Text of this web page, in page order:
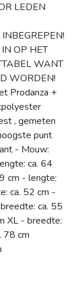
LEDEN
OP HET
WANT
WORDEN!
Prodanza +
, gemeten
punt
- Mouw:
ca. 64
cm - lengte:
ca. 52 cm -
ca. 55
XL - breedte:
78 cm